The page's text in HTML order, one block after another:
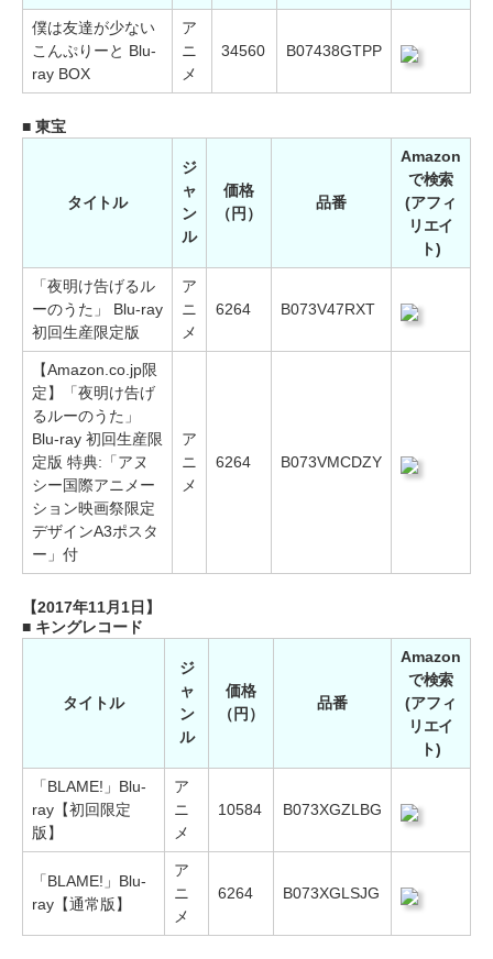
僕は友達が少ない
こんぷりーと Blu-
ray BOX
ア
ニ
メ
34560 B07438GTPP
■ 東宝
タイトル
ジ
ャ
ン
ル
価格
（円）
品番
Amazon
で検索
(アフィ
リエイ
ト)
「夜明け告げるル
ーのうた」 Blu-ray
初回生産限定版
ア
ニ
メ
6264 B073V47RXT
【Amazon.co.jp限
定】「夜明け告げ
るルーのうた」
Blu-ray 初回生産限
定版 特典:「アヌ
シー国際アニメー
ション映画祭限定
デザインA3ポスタ
ー」付
ア
ニ
メ
6264 B073VMCDZY
【2017年11月1日】
■ キングレコード
タイトル
ジ
ャ
ン
ル
価格
（円）
品番
Amazon
で検索
(アフィ
リエイ
ト)
「BLAME!」Blu-
ray【初回限定
版】
ア
ニ
メ
10584 B073XGZLBG
「BLAME!」Blu-
ray【通常版】
ア
ニ
メ
6264 B073XGLSJG